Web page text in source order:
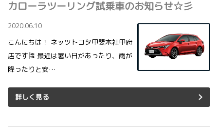
カローラツーリング試乗車のお知らせ☆彡
2020.06.10
こんにちは！ ネッツトヨタ甲斐本社甲府
店です🎏 最近は暑い日があったり、雨が
降ったりと安…
詳しく見る